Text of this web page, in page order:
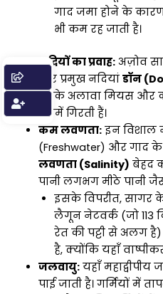
गाद जमा होने के
भी कम रह जाती है।
नदियों का प्रवाह:अज़ोव
और प्रमुख नदियां डॉन
इनके अलावा मियस और
इसमें गिरती हैं।
कम लवणता:इन विशाल
(Freshwater) और गाद
लवणता (Salinity) बेहद
पानी लगभग मीठे पानी
इसके विपरीत, सागर के
लैगून नेटवर्क (जो 113
रेत की पट्टी से अलग
है, क्योंकि यहाँ
जलवायु:यहाँ
पाई जाती है। गर्मियों में